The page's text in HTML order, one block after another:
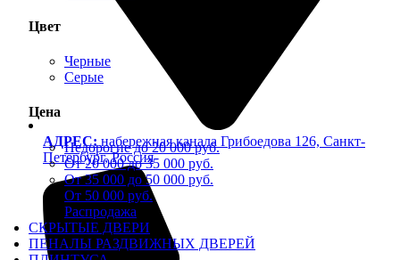
Цвет
Черные
Серые
Цена
Недорогие до 20 000 руб.
От 20 000 до 35 000 руб.
От 35 000 до 50 000 руб.
От 50 000 руб.
Распродажа
СКРЫТЫЕ ДВЕРИ
ПЕНАЛЫ РАЗДВИЖНЫХ ДВЕРЕЙ
АДРЕС: набережная канала Грибоедова 126, Санкт-
Петербург, Россия